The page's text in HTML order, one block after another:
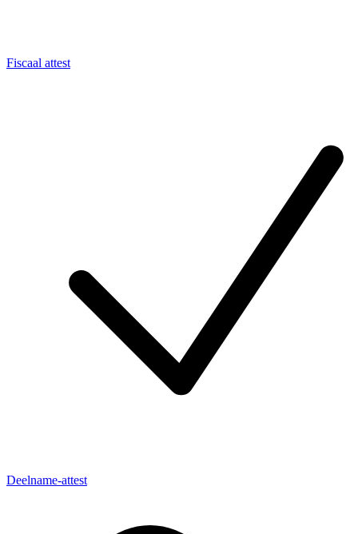
Fiscaal attest
Deelname-attest